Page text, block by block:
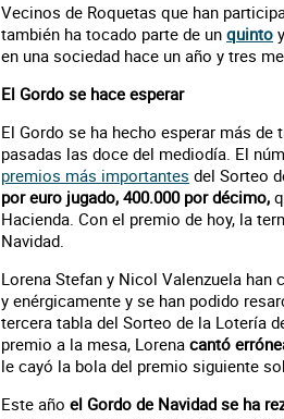
Vecinos de Roquetas que han
también ha tocado parte de un quinto
en una sociedad hace un año y tres
El Gordo se hace esperar
El Gordo se ha hecho esperar más
pasadas las doce del mediodía. El
premios más importantes del Sorteo
por euro jugado, 400.000 por décimo,
Hacienda. Con el premio de hoy, la
Navidad.
Lorena Stefan y Nicol Valenzuela han
y enérgicamente y se han podido
tercera tabla del Sorteo de la Lotería
premio a la mesa, Lorena cantó
le cayó la bola del premio siguiente
Este año el Gordo de Navidad se ha